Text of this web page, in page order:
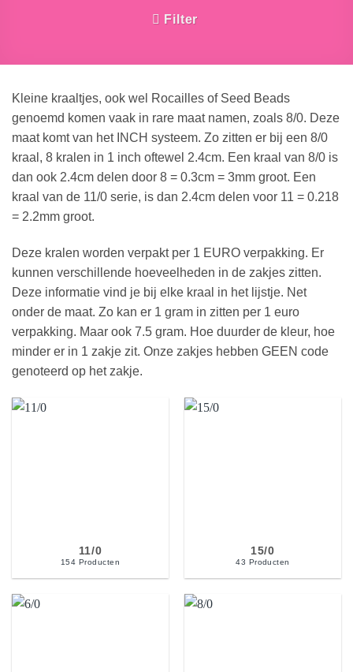
Filter
Kleine kraaltjes, ook wel Rocailles of Seed Beads
genoemd komen vaak in rare maat namen, zoals 8/0. Deze
maat komt van het INCH systeem. Zo zitten er bij een 8/0
kraal, 8 kralen in 1 inch oftewel 2.4cm. Een kraal van 8/0 is
dan ook 2.4cm delen door 8 = 0.3cm = 3mm groot. Een
kraal van de 11/0 serie, is dan 2.4cm delen voor 11 = 0.218
= 2.2mm groot.
Deze kralen worden verpakt per 1 EURO verpakking. Er
kunnen verschillende hoeveelheden in de zakjes zitten.
Deze informatie vind je bij elke kraal in het lijstje. Net
onder de maat. Zo kan er 1 gram in zitten per 1 euro
verpakking. Maar ook 7.5 gram. Hoe duurder de kleur, hoe
minder er in 1 zakje zit. Onze zakjes hebben GEEN code
genoteerd op het zakje.
11/0
154 Producten
15/0
43 Producten